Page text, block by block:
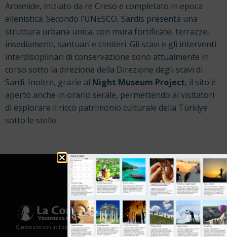
Artemide, iniziato da re Creso e completato in epoca
ellenistica. Secondo l’UNESCO, Sardis presenta una
struttura urbana unica, con mura fortificate, terrazze,
insediamenti, santuari e cimiteri. Gli scavi e gli interventi
interdisciplinari di conservazione sono attualmente in
corso sotto la direzione della Direzione degli scavi di
Sardi. Inoltre, grazie al Night Museum Project, il sito è
aperto anche in orario serale, permettendo ai visitatori
di esplorare il ricco patrimonio culturale della Türkiye
sotto le stelle.
Questo sito non utilizza cookies e non memorizza in alcun modo le tue informazioni